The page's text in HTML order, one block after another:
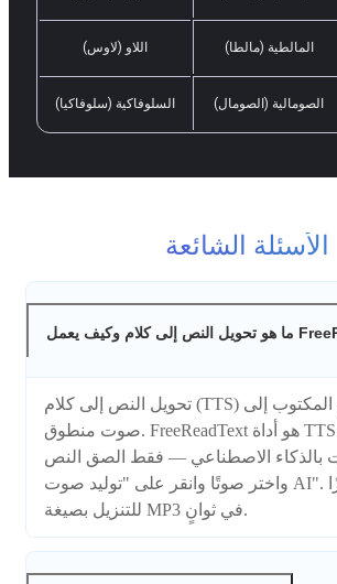
اللاو (لاوس) المالطية (مالطا)
السلوفاكية (سلوفاكيا) الصومالية (الصومال)
الأسئلة الشائعة
تحويل النص إلى كلام (TTS) هو تقنية تحوّل النص المكتوب إلى
صوت منطوق. FreeReadText هو أداة TTS مجانية مدعومة
بالذكاء الاصطناعي — فقط الصق النص
واختر صوتًا وانقر على "توليد صوت AI". سيكون الصوت جاهزًا
للتنزيل بصيغة MP3 في ثوانٍ.